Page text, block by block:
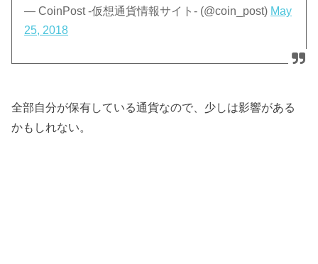
— CoinPost -仮想通貨情報サイト- (@coin_post) May
25, 2018
全部自分が保有している通貨なので、少しは影響がある
かもしれない。